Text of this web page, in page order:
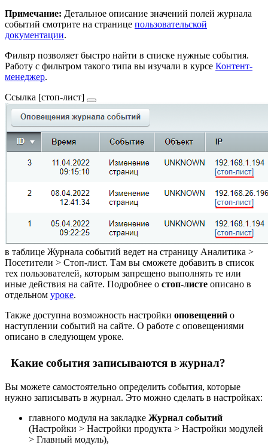
Примечание: Детальное описание значений полей журнала
событий смотрите на странице пользовательской
документации.
Фильтр позволяет быстро найти в списке нужные события.
Работу с фильтром такого типа вы изучали в курсе Контент-
менеджер.
Ссылка [стоп-лист]
в таблице Журнала событий ведет на страницу Аналитика >
Посетители > Стоп-лист. Там вы сможете добавить в список
тех пользователей, которым запрещено выполнять те или
иные действия на сайте. Подробнее о стоп-листе описано в
отдельном уроке.
Также доступна возможность настройки оповещений о
наступлении событий на сайте. О работе с оповещениями
описано в следующем уроке.
Какие события записываются в журнал?
Вы можете самостоятельно определить события, которые
нужно записывать в журнал. Это можно сделать в настройках:
главного модуля на закладке Журнал событий
(Настройки > Настройки продукта > Настройки модулей
> Главный модуль),